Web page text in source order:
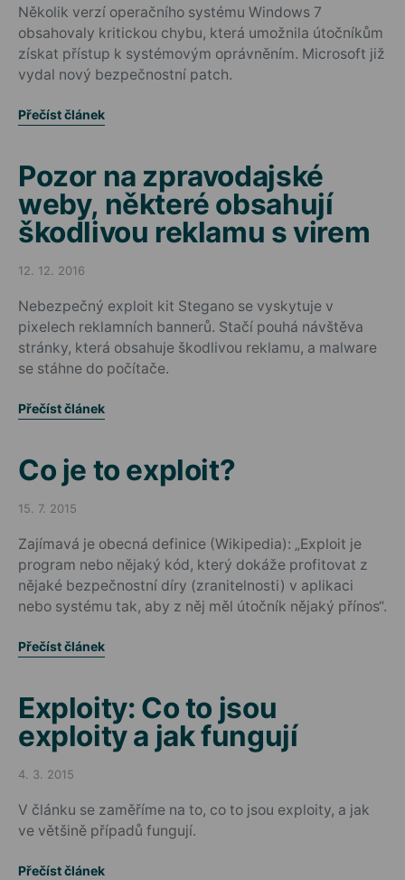
Několik verzí operačního systému Windows 7
obsahovaly kritickou chybu, která umožnila útočníkům
získat přístup k systémovým oprávněním. Microsoft již
vydal nový bezpečnostní patch.
Přečíst článek
Pozor na zpravodajské
weby, některé obsahují
škodlivou reklamu s virem
Posted on
12. 12. 2016
Nebezpečný exploit kit Stegano se vyskytuje v
pixelech reklamních bannerů. Stačí pouhá návštěva
stránky, která obsahuje škodlivou reklamu, a malware
se stáhne do počítače.
Přečíst článek
Co je to exploit?
Posted on
15. 7. 2015
Zajímavá je obecná definice (Wikipedia): „Exploit je
program nebo nějaký kód, který dokáže profitovat z
nějaké bezpečnostní díry (zranitelnosti) v aplikaci
nebo systému tak, aby z něj měl útočník nějaký přínos“.
Přečíst článek
Exploity: Co to jsou
exploity a jak fungují
Posted on
4. 3. 2015
V článku se zaměříme na to, co to jsou exploity, a jak
ve většině případů fungují.
Přečíst článek